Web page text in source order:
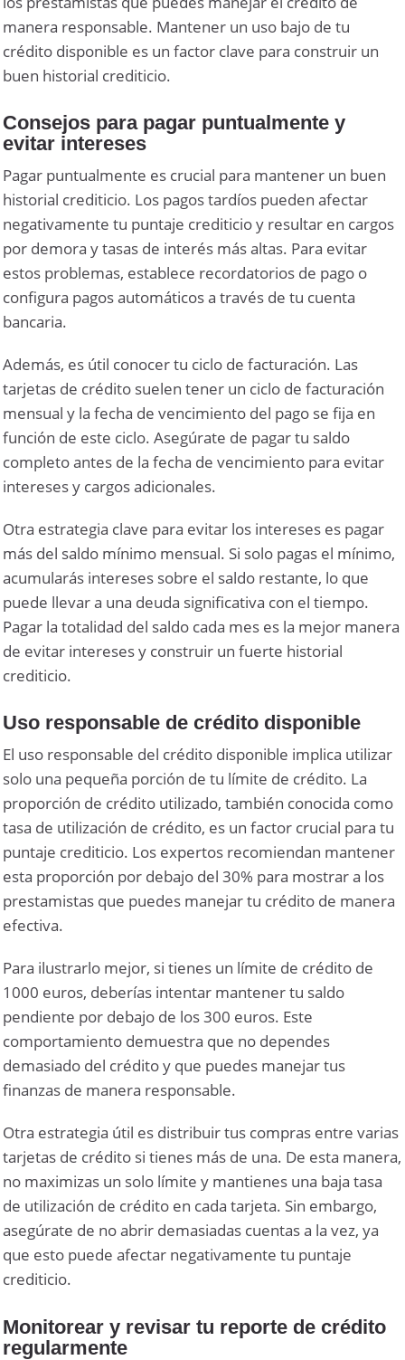
manera responsable. Mantener un uso bajo de tu
crédito disponible es un factor clave para construir un
buen historial crediticio.
Consejos para pagar puntualmente y
evitar intereses
Pagar puntualmente es crucial para mantener un buen
historial crediticio. Los pagos tardíos pueden afectar
negativamente tu puntaje crediticio y resultar en cargos
por demora y tasas de interés más altas. Para evitar
estos problemas, establece recordatorios de pago o
configura pagos automáticos a través de tu cuenta
bancaria.
Además, es útil conocer tu ciclo de facturación. Las
tarjetas de crédito suelen tener un ciclo de facturación
mensual y la fecha de vencimiento del pago se fija en
función de este ciclo. Asegúrate de pagar tu saldo
completo antes de la fecha de vencimiento para evitar
intereses y cargos adicionales.
Otra estrategia clave para evitar los intereses es pagar
más del saldo mínimo mensual. Si solo pagas el mínimo,
acumularás intereses sobre el saldo restante, lo que
puede llevar a una deuda significativa con el tiempo.
Pagar la totalidad del saldo cada mes es la mejor manera
de evitar intereses y construir un fuerte historial
crediticio.
Uso responsable de crédito disponible
El uso responsable del crédito disponible implica utilizar
solo una pequeña porción de tu límite de crédito. La
proporción de crédito utilizado, también conocida como
tasa de utilización de crédito, es un factor crucial para tu
puntaje crediticio. Los expertos recomiendan mantener
esta proporción por debajo del 30% para mostrar a los
prestamistas que puedes manejar tu crédito de manera
efectiva.
Para ilustrarlo mejor, si tienes un límite de crédito de
1000 euros, deberías intentar mantener tu saldo
pendiente por debajo de los 300 euros. Este
comportamiento demuestra que no dependes
demasiado del crédito y que puedes manejar tus
finanzas de manera responsable.
Otra estrategia útil es distribuir tus compras entre varias
tarjetas de crédito si tienes más de una. De esta manera,
no maximizas un solo límite y mantienes una baja tasa
de utilización de crédito en cada tarjeta. Sin embargo,
asegúrate de no abrir demasiadas cuentas a la vez, ya
que esto puede afectar negativamente tu puntaje
crediticio.
Monitorear y revisar tu reporte de crédito
regularmente